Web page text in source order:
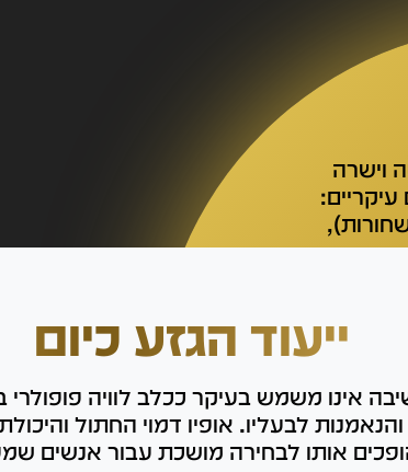
וישרה
ייעוד הגזע כיום
אינו משמש בעיקר ככלב לוויה פופולרי
לבעליו. אופיו דמוי החתול
אותו לבחירה מושכת עבור אנשים